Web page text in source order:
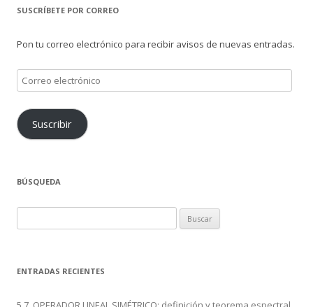
SUSCRÍBETE POR CORREO
Pon tu correo electrónico para recibir avisos de nuevas entradas.
Correo
electrónico
Suscribir
BÚSQUEDA
ENTRADAS RECIENTES